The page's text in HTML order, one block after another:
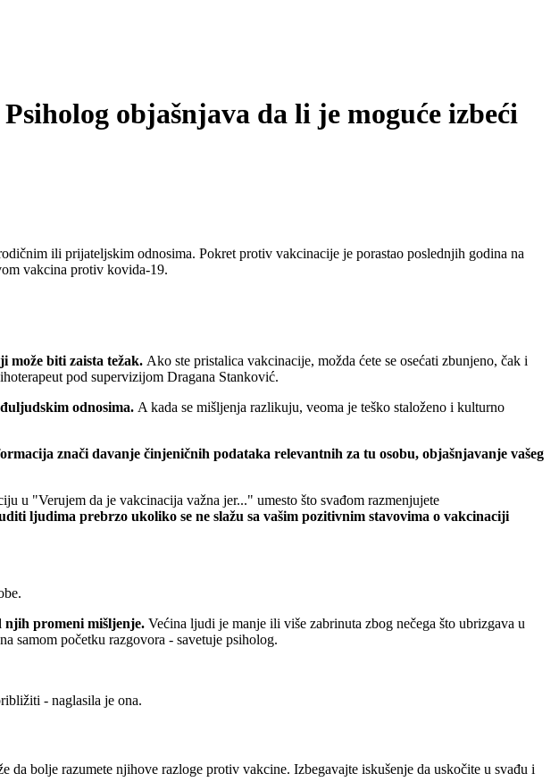
objašnjava da li je moguće izbeći
ili prijateljskim odnosima. Pokret protiv vakcinacije je porastao poslednjih godina na
vakcina protiv kovida-19.
može biti zaista težak. Ako ste pristalica vakcinacije, možda ćete se osećati zbunjeno, čak i
pod supervizijom Dragana Stanković.
odnosima. A kada se mišljenja razlikuju, veoma je teško staloženo i kulturno
znači davanje činjeničnih podataka relevantnih za tu osobu, objašnjavanje vašeg
u "Verujem da je vakcinacija važna jer..." umesto što svađom razmenjujete
ljudima prebrzo ukoliko se ne slažu sa vašim pozitivnim stavovima o vakcinaciji
njih promeni mišljenje. Većina ljudi je manje ili više zabrinuta zbog nečega što ubrizgava u
samom početku razgovora - savetuje psiholog.
- naglasila je ona.
bolje razumete njihove razloge protiv vakcine. Izbegavajte iskušenje da uskočite u svađu i